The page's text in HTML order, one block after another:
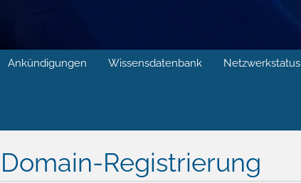
Ankündigungen Wissensdatenbank Netzwerkstatus
Domain-Registrierung